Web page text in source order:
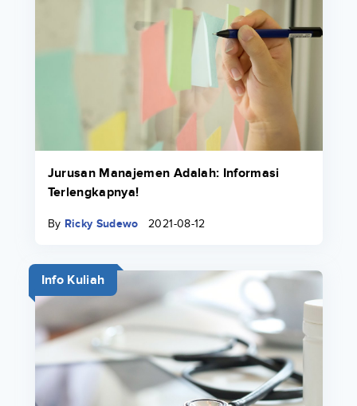
Jurusan Manajemen Adalah: Informasi
Terlengkapnya!
By Ricky Sudewo 2021-08-12
Info Kuliah